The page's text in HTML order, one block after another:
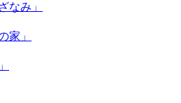
なみ」
家」